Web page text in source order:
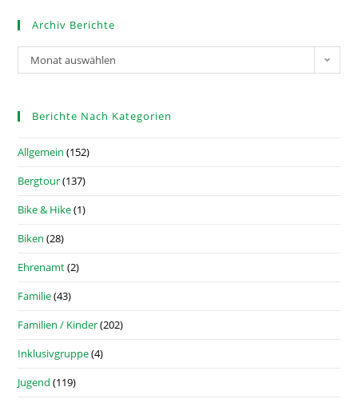
Archiv Berichte
Monat auswählen
Berichte Nach Kategorien
Allgemein (152)
Bergtour(137)
Bike & Hike(1)
Biken (28)
Ehrenamt(2)
Familie(43)
Familien / Kinder(202)
Inklusivgruppe(4)
Jugend (119)